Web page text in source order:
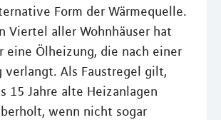
Form der Wärmequelle.
Viertel aller Wohnhäuser hat
eine Ölheizung, die nach einer
verlangt. Als Faustregel gilt,
15 Jahre alte Heizanlagen
wenn nicht sogar